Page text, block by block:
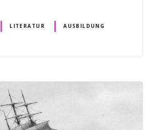
LITERATUR
AUSBILDUNG